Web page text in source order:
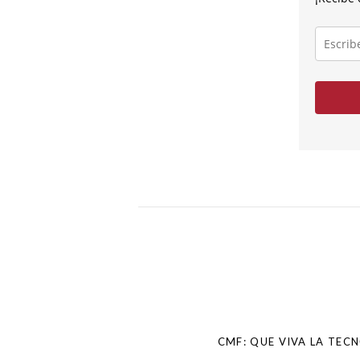
Escribe
tu
correo
CMF: QUE VIVA LA